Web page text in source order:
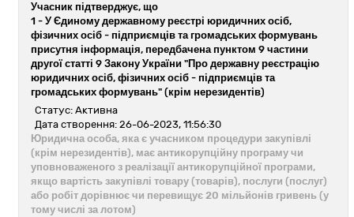
Учасник підтверджує, що
1 - У Єдиному державному реєстрі юридичних осіб,
фізичних осіб - підприємців та громадських формувань
присутня інформація, передбачена пунктом 9 частини
другої статті 9 Закону України "Про державну реєстрацію
юридичних осіб, фізичних осіб - підприємців та
громадських формувань" (крім нерезидентів)
Статус: Активна
Дата створення: 26-06-2023, 11:56:30
Юридична особа, яка є учасником процедури закупівлі
(крім нерезидентів), має антикорупційну програму чи
уповноваженого з реалізації антикорупційної програми,
якщо вартість закупівлі товару (товарів), послуги (послуг)
або робіт дорівнює чи перевищує 20 мільйонів гривень (у
тому числі за лотом)